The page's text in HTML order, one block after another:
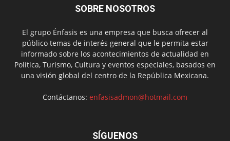
SOBRE NOSOTROS
El grupo Énfasis es una empresa que busca ofrecer al
público temas de interés general que le permita estar
informado sobre los acontecimientos de actualidad en
Política, Turismo, Cultura y eventos especiales, basados en
una visión global del centro de la República Mexicana.
Contáctanos: enfasisadmon@hotmail.com
SÍGUENOS